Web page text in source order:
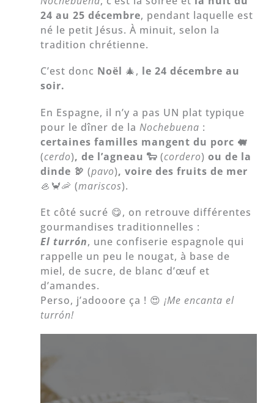
24 au 25 décembre, pendant laquelle est
né le petit Jésus. À minuit, selon la
tradition chrétienne.
C’est donc Noël 🎄, le 24 décembre au
soir.
En Espagne, il n’y a pas UN plat typique
pour le dîner de laNochebuena :
certaines familles mangent du porc 🐖
(cerdo), de l’agneau 🐑(cordero) ou de la
dinde 🦃(pavo), voire des fruits de mer
🦪🦀🦐 (mariscos).
Et côté sucré 😋, on retrouve différentes
gourmandises traditionnelles :
El turrón, une confiserie espagnole qui
rappelle un peu le nougat, à base de
miel, de sucre, de blanc d’œuf et
d’amandes.
Perso, j’adooore ça ! 😍¡Me encanta el
turrón!